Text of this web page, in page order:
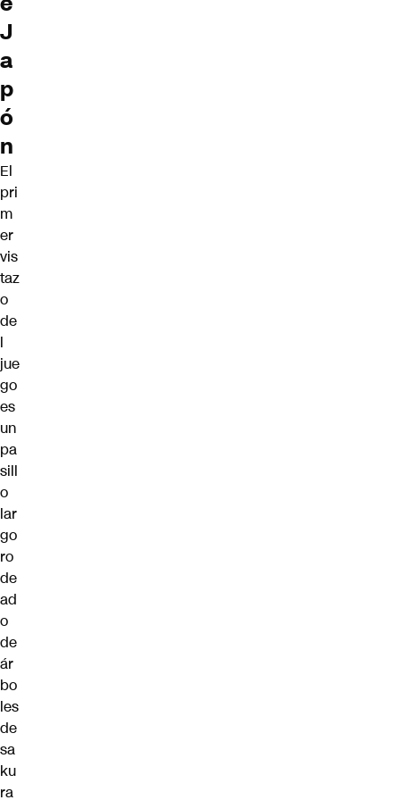
J
a
p
ó
n
El
pri
m
er
vis
taz
o
de
l
jue
go
es
un
pa
sill
o
lar
go
ro
de
ad
o
de
ár
bo
les
de
sa
ku
ra